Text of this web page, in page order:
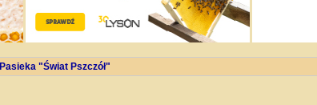
Pasieka "Świat Pszczół"